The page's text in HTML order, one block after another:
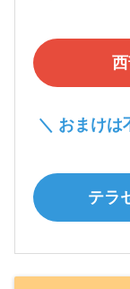
＼ おまけは
テラ